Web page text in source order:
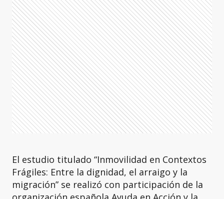
El estudio titulado “Inmovilidad en Contextos
Frágiles: Entre la dignidad, el arraigo y la
migración” se realizó con participación de la